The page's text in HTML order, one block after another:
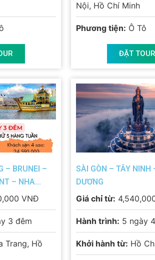
Nội, Hồ Chí Minh
Phương tiện: Ô Tô
ĐẶT TOUR
– BRUNEI –
– NHA
VNĐ
3 đêm
Trang, Hồ
SÀI GÒN – TÂY NINH
DƯƠNG
Giá chỉ từ:
Hành trình: 5 ngày
Khởi hành từ: Hồ